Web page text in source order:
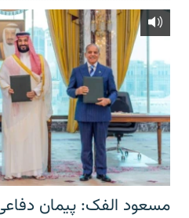
مسعود الفک: پیمان